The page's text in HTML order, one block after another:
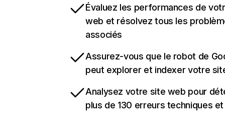
Évaluez les performances de
web et résolvez tous les
associés
Assurez-vous que le robot de
peut explorer et indexer votre
Analysez votre site web pour
plus de 130 erreurs techniques et